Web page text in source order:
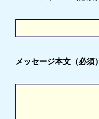
メッセージ本文（必須）